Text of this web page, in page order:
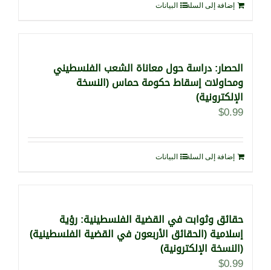
إضافة إلى السلة البيانات
الحصار: دراسة حول معاناة الشعب الفلسطيني
ومحاولات إسقاط حكومة حماس (النسخة
الإلكترونية)
$0.99
إضافة إلى السلة البيانات
حقائق وثوابت في القضية الفلسطينية: رؤية
إسلامية (الحقائق الأربعون في القضية الفلسطينية)
(النسخة الإلكترونية)
$0.99